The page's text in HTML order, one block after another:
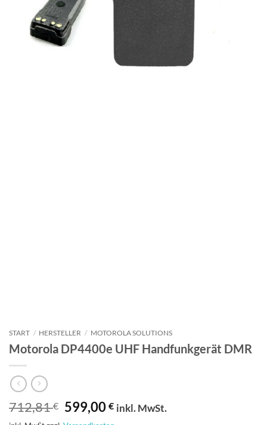
START / HERSTELLER / MOTOROLA SOLUTIONS
Motorola DP4400e UHF Handfunkgerät DMR
712,81€ Ursprünglicher
Preis
599,00€Aktueller
inkl. MwSt.